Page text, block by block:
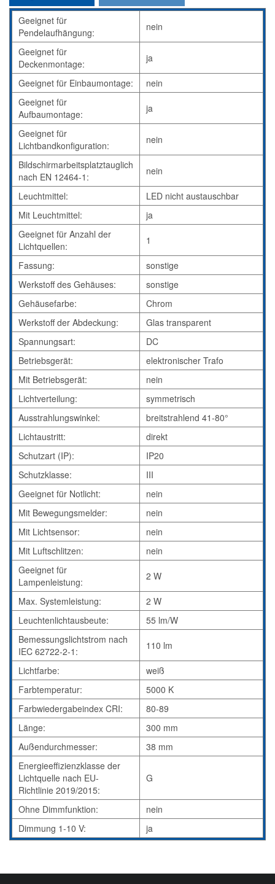
Geeignet für
Pendelaufhängung:
nein
Geeignet für
Deckenmontage:
ja
Geeignet für Einbaumontage:
nein
Geeignet für
Aufbaumontage:
ja
Geeignet für
Lichtbandkonfiguration:
nein
Bildschirmarbeitsplatztauglich
nach EN 12464-1:
nein
Leuchtmittel:
LED nicht austauschbar
Mit Leuchtmittel:
ja
Geeignet für Anzahl der
Lichtquellen:
1
Fassung:
sonstige
Werkstoff des Gehäuses:
sonstige
Gehäusefarbe:
Chrom
Werkstoff der Abdeckung:
Glas transparent
Spannungsart:
DC
Betriebsgerät:
elektronischer Trafo
Mit Betriebsgerät:
nein
Lichtverteilung:
symmetrisch
Ausstrahlungswinkel:
breitstrahlend 41-80°
Lichtaustritt:
direkt
Schutzart (IP):
IP20
Schutzklasse:
III
Geeignet für Notlicht:
nein
Mit Bewegungsmelder:
nein
Mit Lichtsensor:
nein
Mit Luftschlitzen:
nein
Geeignet für
Lampenleistung:
2 W
Max. Systemleistung:
2 W
Leuchtenlichtausbeute:
55 lm/W
Bemessungslichtstrom nach
IEC 62722-2-1:
110 lm
Lichtfarbe:
weiß
Farbtemperatur:
5000 K
Farbwiedergabeindex CRI:
80-89
Länge:
300 mm
Außendurchmesser:
38 mm
Energieeffizienzklasse der
Lichtquelle nach EU-
Richtlinie 2019/2015:
G
Ohne Dimmfunktion:
nein
Dimmung 1-10 V:
ja